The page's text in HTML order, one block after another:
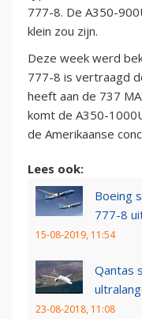
777-8. De A350-
klein zou zijn.
Deze week werd
777-8 is vertraagd
heeft aan de 737
komt de A350-
de Amerikaanse
Lees ook:
Boeing
777-8
15-08-2019, 11:54
Qantas
23-08-2018, 11:08